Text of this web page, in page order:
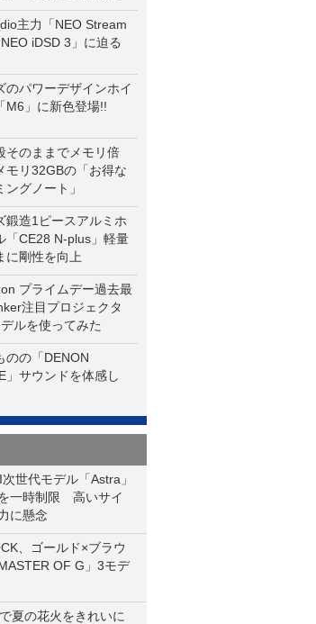
主力「NEO Stream
iDSD 3」に迫る
のパワーデザインホイ
M6」に新色登場!!
そのままでメモリ倍
モリ32GBの「お得な
ングノート」
鍛造1ピースアルミホ
「CE28 N-plus」軽量
に剛性を向上
プライムデー過去最
注目プロジェクタ
ルを使ってみた
のの「DENON
」サウンドを体感し
世代モデル「Astra」
一時制限 高いサイ
に懸念
、ゴールド×ブラウ
OF G」3モデ
夏の花火をきれいに